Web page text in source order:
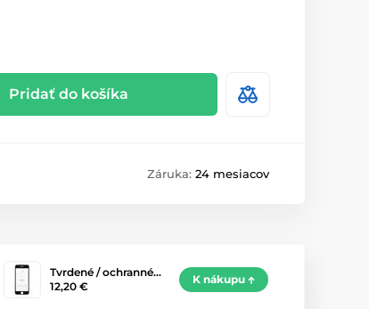
Pridať do košíka
Záruka: 24 mesiacov
Tvrdené / ochranné…
12,20 €
K nákupu